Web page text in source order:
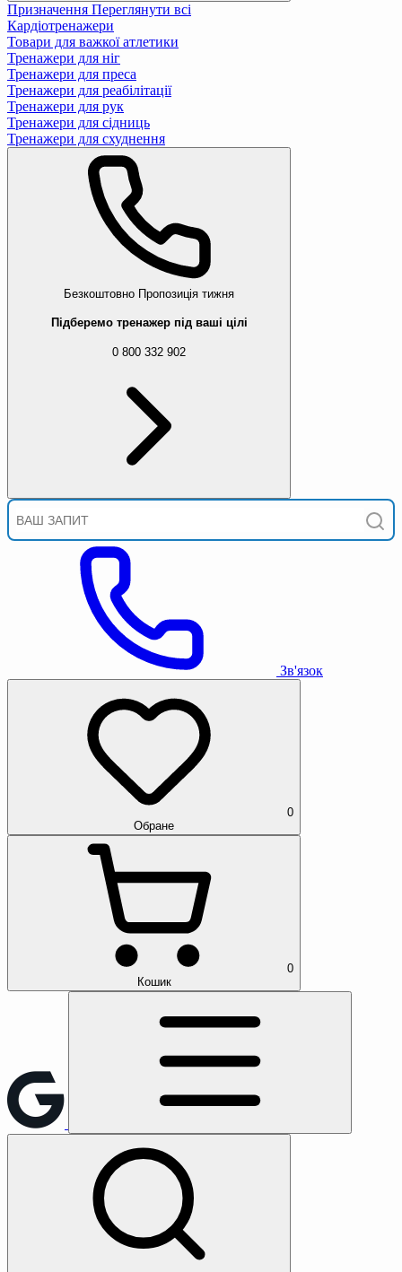
Призначення Переглянути всі
Кардіотренажери
Товари для важкої атлетики
Тренажери для ніг
Тренажери для преса
Тренажери для реабілітації
Тренажери для рук
Тренажери для сідниць
Тренажери для схуднення
Безкоштовно Пропозиція тижня
Підберемо тренажер під ваші цілі
0 800 332 902
Зв'язок
0
Обране
0
Кошик